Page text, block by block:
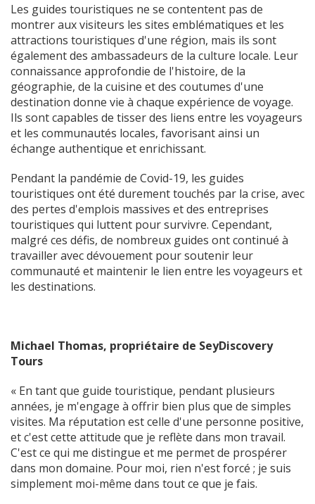
Les guides touristiques ne se contentent pas de
montrer aux visiteurs les sites emblématiques et les
attractions touristiques d'une région, mais ils sont
également des ambassadeurs de la culture locale. Leur
connaissance approfondie de l'histoire, de la
géographie, de la cuisine et des coutumes d'une
destination donne vie à chaque expérience de voyage.
Ils sont capables de tisser des liens entre les voyageurs
et les communautés locales, favorisant ainsi un
échange authentique et enrichissant.
Pendant la pandémie de Covid-19, les guides
touristiques ont été durement touchés par la crise, avec
des pertes d'emplois massives et des entreprises
touristiques qui luttent pour survivre. Cependant,
malgré ces défis, de nombreux guides ont continué à
travailler avec dévouement pour soutenir leur
communauté et maintenir le lien entre les voyageurs et
les destinations.
Michael Thomas, propriétaire de SeyDiscovery
Tours
« En tant que guide touristique, pendant plusieurs
années, je m'engage à offrir bien plus que de simples
visites. Ma réputation est celle d'une personne positive,
et c'est cette attitude que je reflète dans mon travail.
C'est ce qui me distingue et me permet de prospérer
dans mon domaine. Pour moi, rien n'est forcé ; je suis
simplement moi-même dans tout ce que je fais.